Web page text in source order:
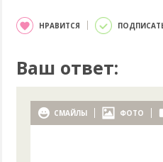
НРАВИТСЯ
Ваш ответ:
СМАЙЛЫ ФОТО